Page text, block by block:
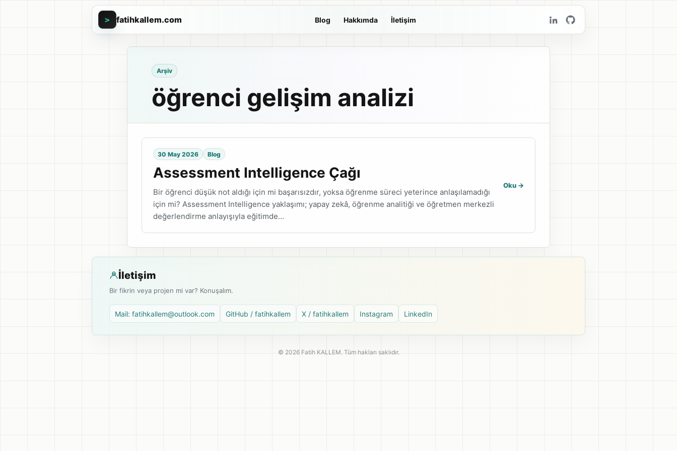
> fatihkallem.com Blog Hakkımda İletişim
Arşiv
öğrenci gelişim analizi
30 May 2026 Blog
Assessment Intelligence Çağı
Bir öğrenci düşük not aldığı için mi başarısızdır, yoksa öğrenme süreci yeterince anlaşılamadığı
için mi? Assessment Intelligence yaklaşımı; yapay zekâ, öğrenme analitiği ve öğretmen merkezli
değerlendirme anlayışıyla eğitimde…
Oku ->
İletişim
Bir fikrin veya projen mi var? Konuşalım.
Mail: fatihkallem@outlook.com GitHub / fatihkallem X / fatihkallem Instagram LinkedIn
© 2026 Fatih KALLEM. Tüm hakları saklıdır.